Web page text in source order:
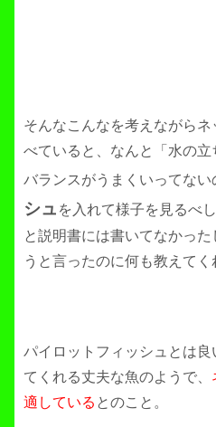
そんなこんなを考えながら
べていると、なんと「水の
バランスがうまくいってない
シュ を入れて様子を見るべ
と説明書には書いてなかっ
うと言ったのに何も教えてく
パイロットフィッシュとは
てくれる丈夫な魚のようで、
適している とのこと。